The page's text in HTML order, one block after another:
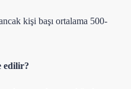
kişi başı ortalama 500-
edilir?